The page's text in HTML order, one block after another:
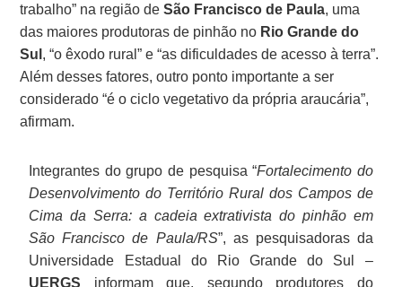
trabalho” na região deSão Francisco de Paula, uma
das maiores produtoras de pinhão no Rio Grande do
Sul , “o êxodo rural” e “as dificuldades de acesso à terra”.
Além desses fatores, outro ponto importante a ser
considerado “é o ciclo vegetativo da própria araucária”,
afirmam.
Integrantes do grupo de pesquisa “Fortalecimento do
Desenvolvimento do Território Rural dos Campos de
Cima da Serra: a cadeia extrativista do pinhão em
São Francisco de Paula/RS”, as pesquisadoras da
Universidade Estadual do Rio Grande do Sul –
UERGS informam que, segundo produtores do